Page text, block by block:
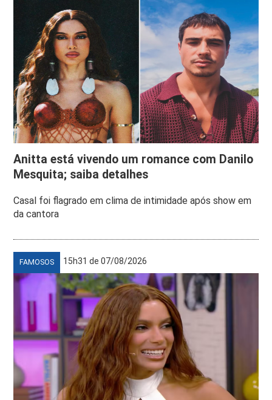
Anitta está vivendo um romance com Danilo
Mesquita; saiba detalhes
Casal foi flagrado em clima de intimidade após show em
da cantora
FAMOSOS 15h31 de 07/08/2026